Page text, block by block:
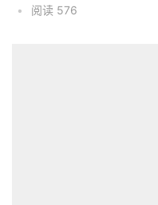
•
阅读 576